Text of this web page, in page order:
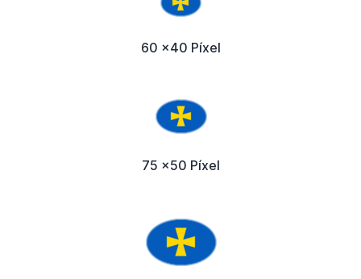
60 x40 Píxel
75 x50 Píxel